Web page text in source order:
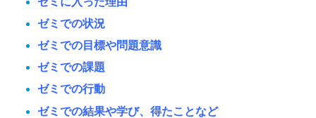
ゼミでの状況
ゼミでの目標や問題意識
ゼミでの課題
ゼミでの行動
ゼミでの結果や学び、得たことなど